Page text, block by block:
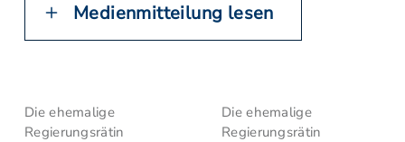
Medienmitteilung lesen
Die ehemalige
Regierungsrätin
Die ehemalige
Regierungsrätin